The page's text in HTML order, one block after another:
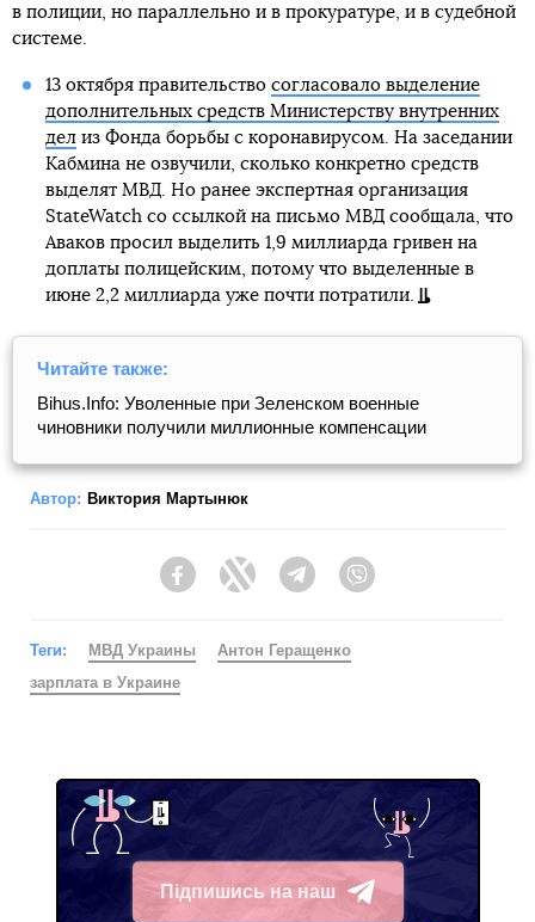
в полиции, но параллельно и в прокуратуре, и в судебной
системе.
13 октября правительство согласовало выделение
дополнительных средств Министерству внутренних
делиз Фонда борьбы с коронавирусом. На заседании
Кабмина не озвучили, сколько конкретно средств
выделят МВД. Но ранее экспертная организация
StateWatch со ссылкой на письмо МВД сообщала, что
Аваков просил выделить 1,9 миллиарда гривен на
доплаты полицейским, потому что выделенные в
июне 2,2 миллиарда уже почти потратили.
Читайте также:
Bihus.Іnfo: Уволенные при Зеленском военные
чиновники получили миллионные компенсации
Автор: Виктория Мартынюк
FacebookTwitter Telegram
Теги: МВД Украины
Антон Геращенко
зарплата в Украине
Підпишись на наш
Telegram